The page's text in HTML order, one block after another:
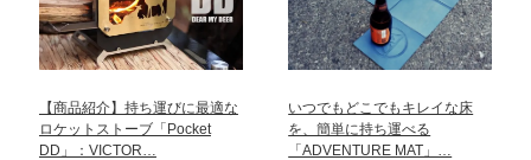
【商品紹介】持ち運びに最適な
ロケットストーブ「Pocket
DD」：VICTOR…
いつでもどこでもキレイな床
を、簡単に持ち運べる
「ADVENTURE MAT」…